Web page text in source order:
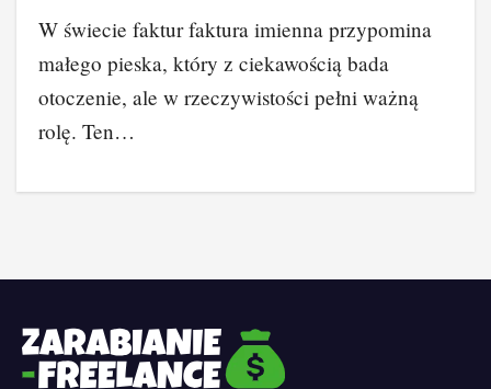
W świecie faktur faktura imienna przypomina
małego pieska, który z ciekawością bada
otoczenie, ale w rzeczywistości pełni ważną
rolę. Ten…